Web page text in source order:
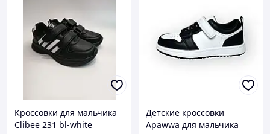
Кроссовки для мальчика
Clibee 231 bl-white
Детские кроссовки
Apawwa для мальчика